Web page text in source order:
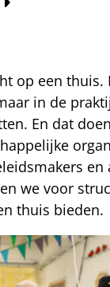
op een thuis.
in de
En dat
en
we voor
thuis bieden.